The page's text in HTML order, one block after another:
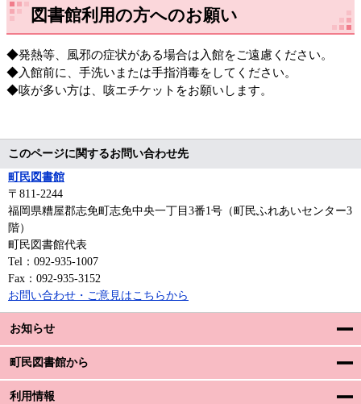
お知らせ
町民図書館から
利用情報
図書館利用の方へのお願い
◆発熱等、風邪の症状がある場合は入館をご遠慮ください。
◆入館前に、手洗いまたは手指消毒をしてください。
◆咳が多い方は、咳エチケットをお願いします。
このページに関するお問い合わせ先
町民図書館
〒811‐2244
福岡県糟屋郡志免町志免中央一丁目3番1号（町民ふれあいセンター3
階）
町民図書館代表
Tel：092-935-1007
Fax：092-935-3152
お問い合わせ・ご意見はこちらから